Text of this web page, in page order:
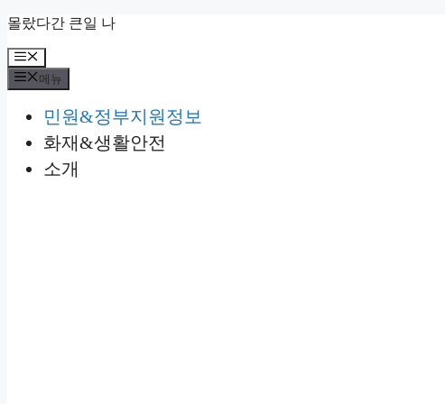
컨
츠
로
몰랐다간 큰일 나
메
뉴
메뉴
민원&정부지원정보
화재&생활안전
소개